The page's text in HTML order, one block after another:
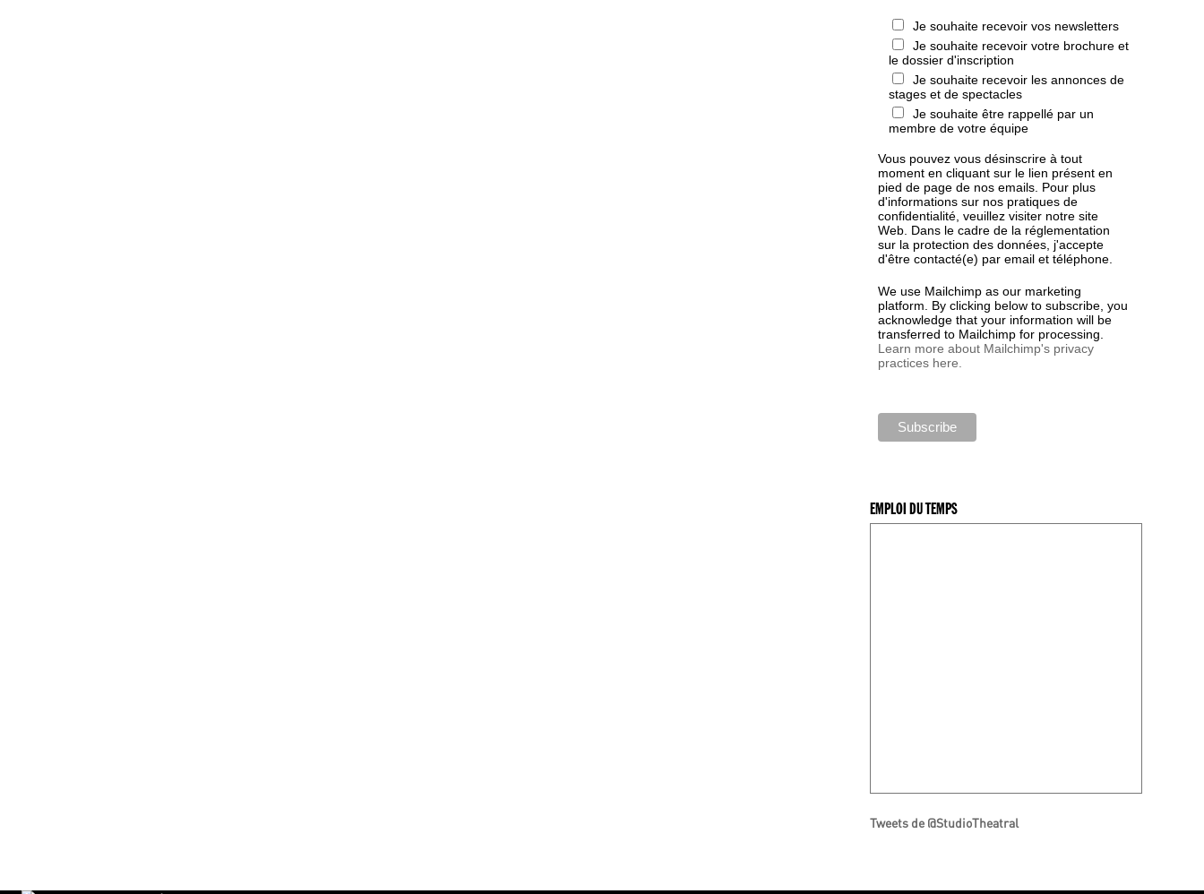
Je souhaite recevoir vos newsletters
Je souhaite recevoir votre brochure et
le dossier d'inscription
Je souhaite recevoir les annonces de
stages et de spectacles
Je souhaite être rappellé par un
membre de votre équipe
Vous pouvez vous désinscrire à tout
moment en cliquant sur le lien présent en
pied de page de nos emails. Pour plus
d'informations sur nos pratiques de
confidentialité, veuillez visiter notre site
Web. Dans le cadre de la réglementation
sur la protection des données, j'accepte
d'être contacté(e) par email et téléphone.
We use Mailchimp as our marketing
platform. By clicking below to subscribe, you
acknowledge that your information will be
transferred to Mailchimp for processing.
Learn more about Mailchimp's privacy
practices here.
EMPLOI DU TEMPS
Tweets de @StudioTheatral